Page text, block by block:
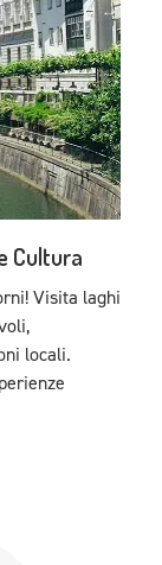
Cultura
Visita laghi
locali.